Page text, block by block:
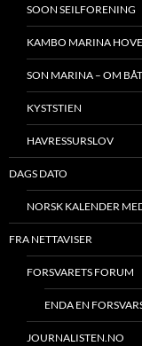
SOON SEILFORENING
KAMBO MARINA
SON MARINA – OM
KYSTSTIEN
HAVRESSURSLOV
DAGS DATO
NORSK KALENDER
FRA NETTAVISER
FORSVARETS FORUM
ENDA EN
JOURNALISTEN.NO